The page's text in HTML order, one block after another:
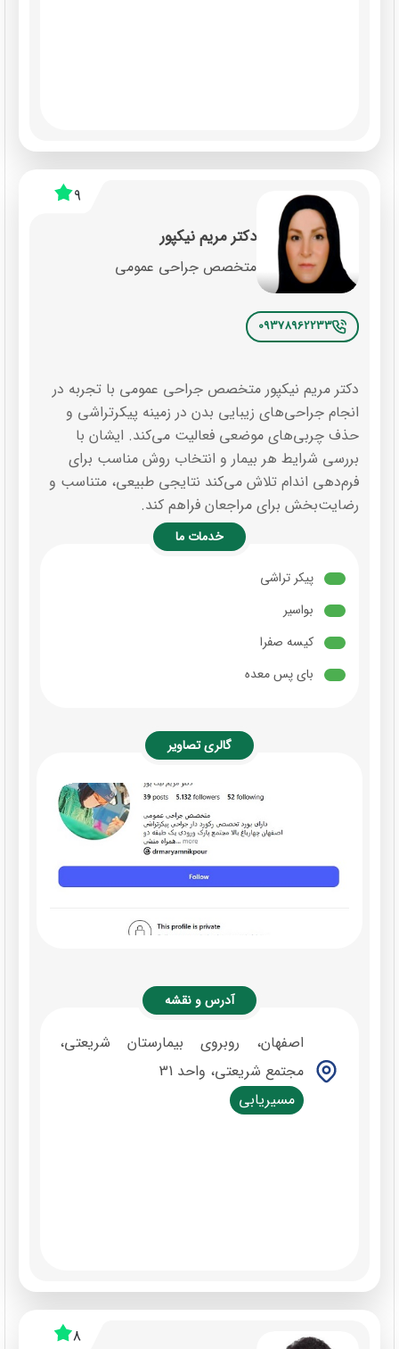
9
دکتر مریم نیکپور
متخصص جراحی عمومی
09378962233
دکتر مریم نیکپور متخصص جراحی عمومی با تجربه در
انجام جراحی‌های زیبایی بدن در زمینه پیکرتراشی و
حذف چربی‌های موضعی فعالیت می‌کند. ایشان با
بررسی شرایط هر بیمار و انتخاب روش مناسب برای
فرم‌دهی اندام تلاش می‌کند نتایجی طبیعی، متناسب و
رضایت‌بخش برای مراجعان فراهم کند.
خدمات ما
پیکر تراشی
بواسیر
کیسه صفرا
بای پس معده
گالری تصاویر
آدرس و نقشه
اصفهان، روبروی بیمارستان شریعتی،
مجتمع شریعتی، واحد 31
مسیریابی
8